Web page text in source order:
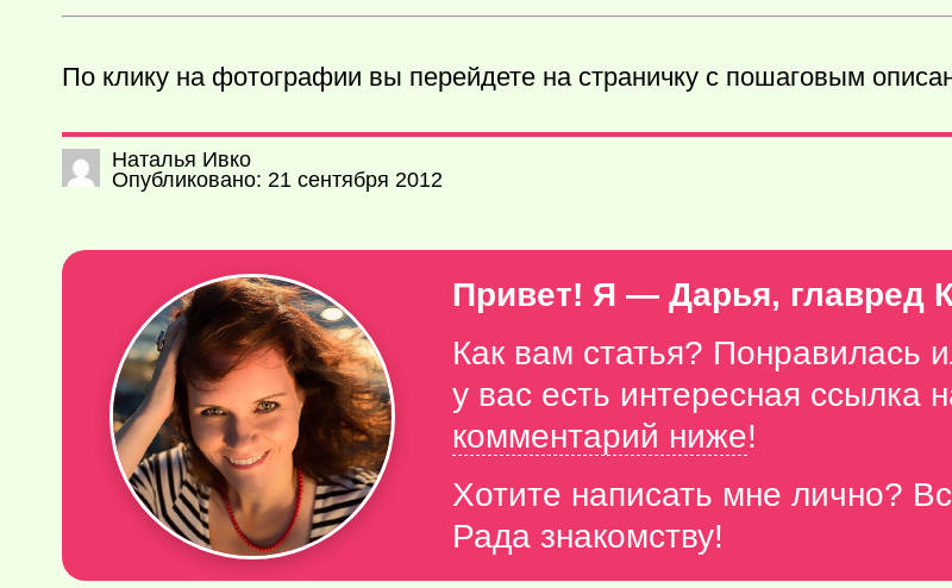
По клику на фотографии вы перейдете на страничку с пошаговым
Наталья Ивко
Опубликовано: 21 сентября 2012
Привет! Я — Дарья, главред
Как вам статья? Понравилась
у вас есть интересная ссылка
комментарий ниже!
Хотите написать мне лично?
Рада знакомству!